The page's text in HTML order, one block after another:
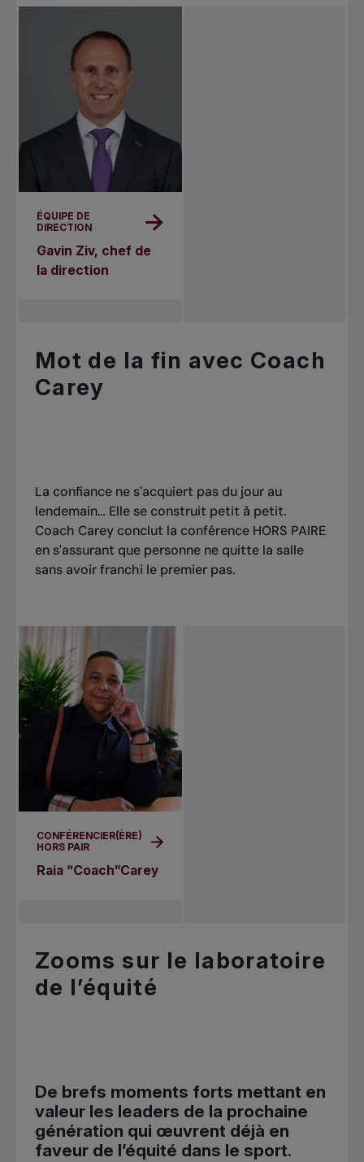
ÉQUIPE DE
DIRECTION
Gavin Ziv, chef de
la direction
Mot de la fin avec Coach
Carey
La confiance ne s'acquiert pas du jour au
lendemain… Elle se construit petit à petit.
Coach Carey conclut la conférence HORS PAIRE
en s'assurant que personne ne quitte la salle
sans avoir franchi le premier pas.
CONFÉRENCIER(ÈRE)
HORS PAIR
Raia “Coach”Carey
Zooms sur le laboratoire
de l’équité
De brefs moments forts mettant en
valeur les leaders de la prochaine
génération qui œuvrent déjà en
faveur de l’équité dans le sport.